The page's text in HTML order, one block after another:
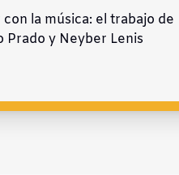
la música: el trabajo de
Prado y Neyber Lenis